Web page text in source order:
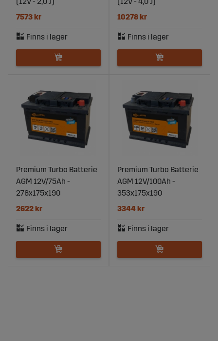
7573 kr
10278 kr
Premium Turbo Batterie
AGM 12V/75Ah -
278x175x190
2622 kr
Premium Turbo Batterie
AGM 12V/100Ah -
353x175x190
3344 kr